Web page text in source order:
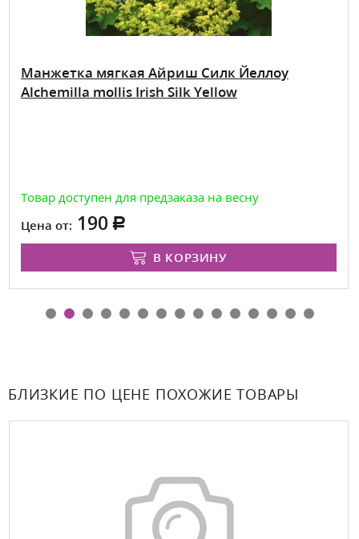
Манжетка мягкая Айриш Силк Йеллоу
Alchemilla mollis Irish Silk Yellow
Товар доступен для предзаказа на весну
Цена от: 190
В КОРЗИНУ
БЛИЗКИЕ ПО ЦЕНЕ ПОХОЖИЕ ТОВАРЫ